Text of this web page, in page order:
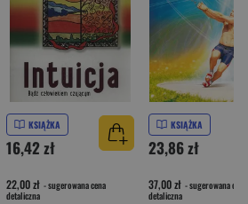
KSIĄŻKA
16,42 zł
22,00 zł - sugerowana cena
detaliczna
KSIĄŻKA
23,86 zł
37,00 zł - sugerowana cena
detaliczna